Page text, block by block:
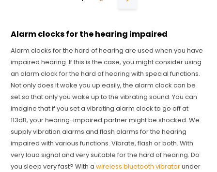
Alarm clocks for the hearing impaired
Alarm clocks for the hard of hearing are used when you have
impaired hearing. If this is the case, you might consider using
an alarm clock for the hard of hearing with special functions.
Not only does it wake you up easily, the alarm clock can be
set so that only you wake up to the vibrating sound. You can
imagine that if you set a vibrating alarm clock to go off at
113dB, your hearing-impaired partner might be shocked. We
supply vibration alarms and flash alarms for the hearing
impaired with various functions. Vibrate, flash or both. With
very loud signal and very suitable for the hard of hearing. Do
you sleep very fast? With awireless bluetooth vibratorunder